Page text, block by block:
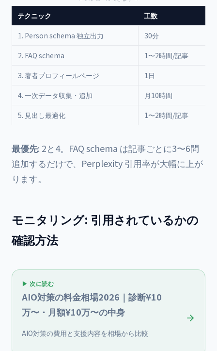
テクニック 工数
1. Person schema 独立出力 30分
2. FAQ schema 1〜2時間/記事
3. 著者プロフィールページ 1日
4. 一次データ収集・追加 月10時間
5. 見出し最適化 1〜2時間/記事
最優先: 2と4。FAQ schema は記事ごとに3〜6問
追加するだけで、Perplexity 引用率が大幅に上が
ります。
モニタリング: 引用されているかの
確認方法
▶ 次に読む
AIO対策の料金相場2026｜診断¥10
万〜・月額¥10万〜の中身
AIO対策の費用と支援内容を相場から比較